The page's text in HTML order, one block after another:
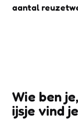
aantal
Wie ben
ijsje vind